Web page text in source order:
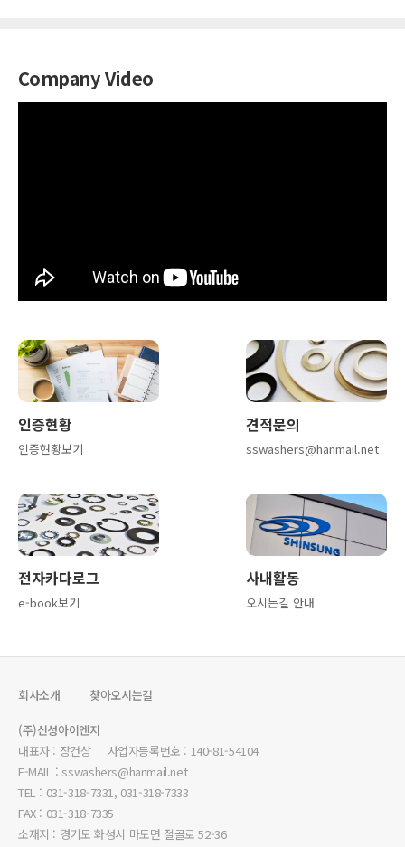
Company Video
인증현황
인증현황보기
견적문의
sswashers@hanmail.net
전자카다로그
e-book보기
사내활동
오시는길 안내
회사소개 찾아오시는길
(주)신성아이엔지
대표자 : 장건상 사업자등록번호 : 140-81-54104
E-MAIL : sswashers@hanmail.net
TEL : 031-318-7331, 031-318-7333
FAX : 031-318-7335
소재지 : 경기도 화성시 마도면 절골로 52-36